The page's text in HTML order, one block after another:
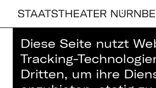
Home> Haus>
Justin Mühlenhardt
Diese Seite nutzt
Tracking-
Dritten, um ihre